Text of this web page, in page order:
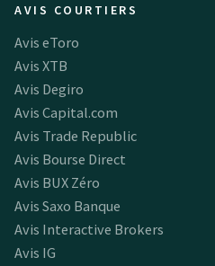
AVIS COURTIERS
Avis eToro
Avis XTB
Avis Degiro
Avis Capital.com
Avis Trade Republic
Avis Bourse Direct
Avis BUX Zéro
Avis Saxo Banque
Avis Interactive Brokers
Avis IG